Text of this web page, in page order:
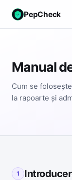
PepCheck
Manual
Cum se
la rapoarte și
1